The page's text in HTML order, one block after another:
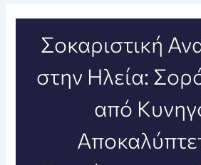
Σοκαριστική
στην Ηλεία:
από